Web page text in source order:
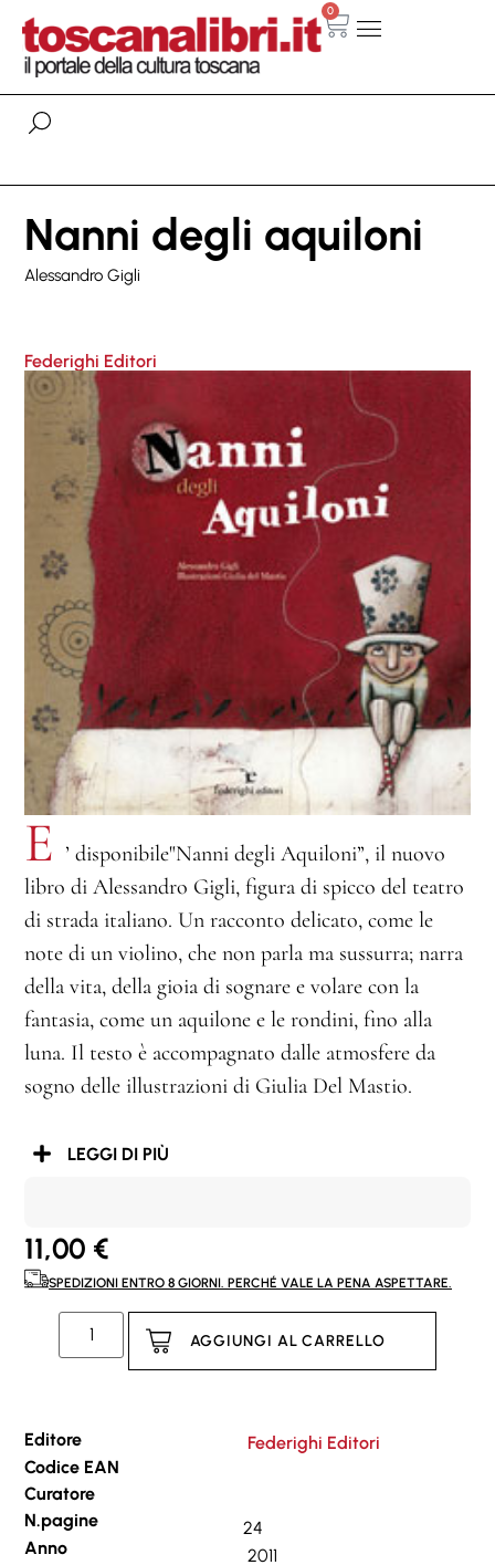
0
Nanni degli aquiloni
Alessandro Gigli
Federighi Editori
E ’ disponibile"Nanni degli Aquiloni”, il nuovo
libro di Alessandro Gigli, figura di spicco del teatro
di strada italiano. Un racconto delicato, come le
note di un violino, che non parla ma sussurra; narra
della vita, della gioia di sognare e volare con la
fantasia, come un aquilone e le rondini, fino alla
luna. Il testo è accompagnato dalle atmosfere da
sogno delle illustrazioni di Giulia Del Mastio.
LEGGI DI PIÙ
11,00 €
SPEDIZIONI ENTRO 8 GIORNI. PERCHÉ VALE LA PENA ASPETTARE.
AGGIUNGI AL CARRELLO
Editore
Federighi Editori
Codice EAN
Curatore
N.pagine
24
Anno
2011